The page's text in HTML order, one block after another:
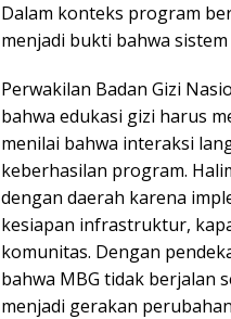
Dalam konteks program
menjadi bukti bahwa
Perwakilan Badan Gizi
bahwa edukasi gizi harus
menilai bahwa interaksi
keberhasilan program.
dengan daerah karena
kesiapan infrastruktur,
komunitas. Dengan
bahwa MBG tidak berjalan
menjadi gerakan